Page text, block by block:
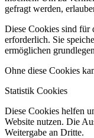
gefragt werden,
Diese Cookies sind für
erforderlich. Sie
ermöglichen
Ohne diese Cookies
Statistik Cookies
Diese Cookies helfen
Website nutzen. Die
Weitergabe an Dritte.